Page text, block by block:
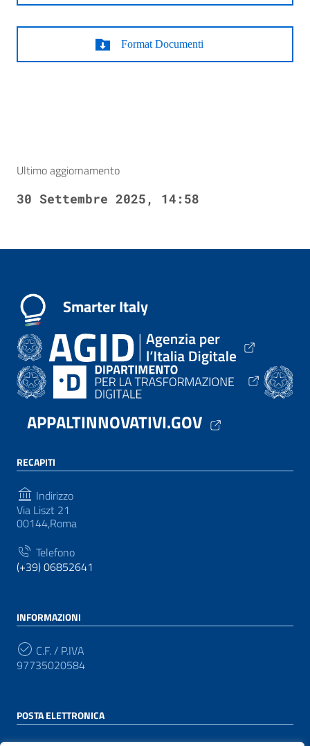
Format Documenti
Ultimo aggiornamento
30 Settembre 2025, 14:58
Smarter Italy
APPALTINNOVATIVI.GOV
RECAPITI
Indirizzo
Via Liszt 21
00144,Roma
Telefono
(+39) 06852641
INFORMAZIONI
C.F. / P.IVA
97735020584
POSTA ELETTRONICA